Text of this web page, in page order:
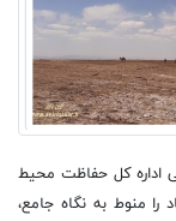
اداره کل حفاظت محیط
را منوط به نگاه جامع،